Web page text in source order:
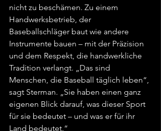
nicht zu beschämen. Zu einem
Handwerksbetrieb, der
Baseballschläger baut wie andere
Instrumente bauen – mit der Präzision
und dem Respekt, die handwerkliche
Tradition verlangt. „Das sind
Menschen, die Baseball täglich leben“,
sagt Sterman. „Sie haben einen ganz
eigenen Blick darauf, was dieser Sport
für sie bedeutet – und was er für ihr
Land bedeutet.“